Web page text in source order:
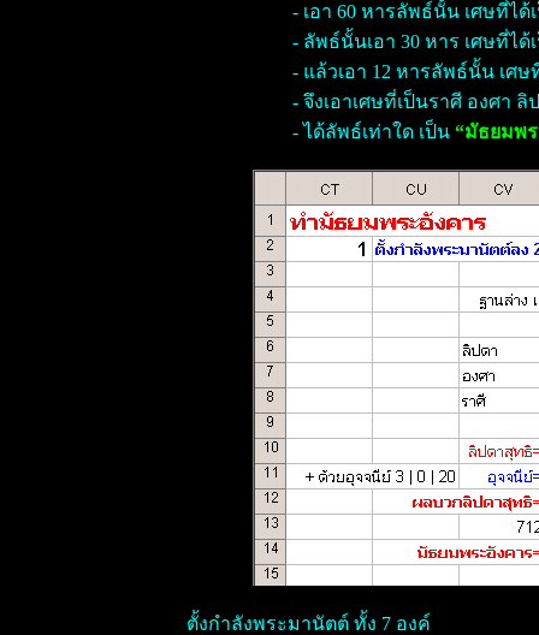
- เอา 60 หารลัพธ์นั้น เศษที่ได้
- ลัพธ์นั้นเอา 30 หาร เศษที่ได้
- แล้วเอา 12 หารลัพธ์นั้น เศษ
- จึงเอาเศษที่เป็นราศี องศา ลิ
- ได้ลัพธ์เท่าใด เป็น “มัธยมพ
ตั้งกำลังพระมานัตต์ ทั้ง 7 องค์